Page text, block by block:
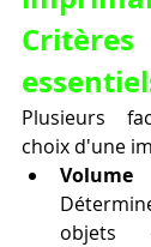
Plusieurs
choix d'une
objets